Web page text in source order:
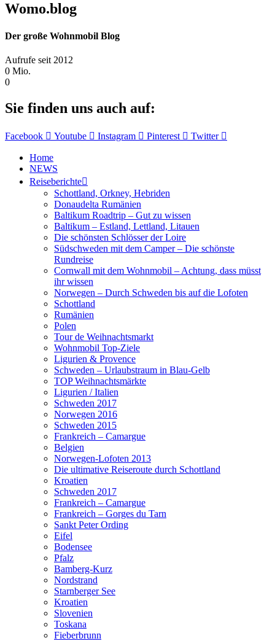
Womo.blog
Der große Wohnmobil Blog​
Aufrufe seit 2012
0 Mio.
0
Sie finden uns auch auf:
Facebook Youtube Instagram Pinterest Twitter
Home
NEWS
Reiseberichte
Schottland, Orkney, Hebriden
Donaudelta Rumänien
Baltikum Roadtrip – Gut zu wissen
Baltikum – Estland, Lettland, Litauen
Die schönsten Schlösser der Loire
Südschweden mit dem Camper – Die schönste
Rundreise
Cornwall mit dem Wohnmobil – Achtung, dass müsst
ihr wissen
Norwegen – Durch Schweden bis auf die Lofoten
Schottland
Rumänien
Polen
Tour de Weihnachtsmarkt
Wohnmobil Top-Ziele
Ligurien & Provence
Schweden – Urlaubstraum in Blau-Gelb
TOP Weihnachtsmärkte
Ligurien / Italien
Schweden 2017
Norwegen 2016
Schweden 2015
Frankreich – Camargue
Belgien
Norwegen-Lofoten 2013
Die ultimative Reiseroute durch Schottland
Kroatien
Schweden 2017
Frankreich – Camargue
Frankreich – Gorges du Tarn
Sankt Peter Ording
Eifel
Bodensee
Pfalz
Bamberg-Kurz
Nordstrand
Starnberger See
Kroatien
Slovenien
Toskana
Fieberbrunn